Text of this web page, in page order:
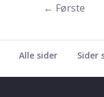
Alle sider
← Første